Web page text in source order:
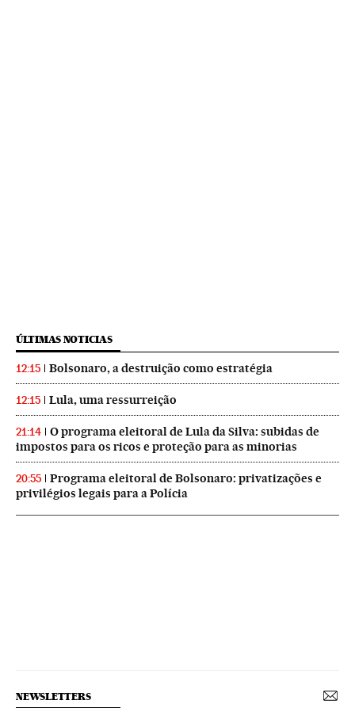
ÚLTIMAS NOTICIAS
12:15 Bolsonaro, a destruição como estratégia
12:15 Lula, uma ressurreição
21:14
O programa eleitoral de Lula da Silva: subidas de
impostos para os ricos e proteção para as minorias
20:55
Programa eleitoral de Bolsonaro: privatizações e
privilégios legais para a Polícia
NEWSLETTERS